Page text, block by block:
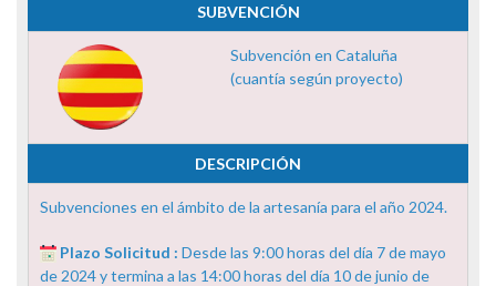
SUBVENCIÓN
Subvención en Cataluña
(cuantía según proyecto)
DESCRIPCIÓN
Subvenciones en el ámbito de la artesanía para el año 2024.
Plazo Solicitud : Desde las 9:00 horas del día 7 de mayo
de 2024 y termina a las 14:00 horas del día 10 de junio de